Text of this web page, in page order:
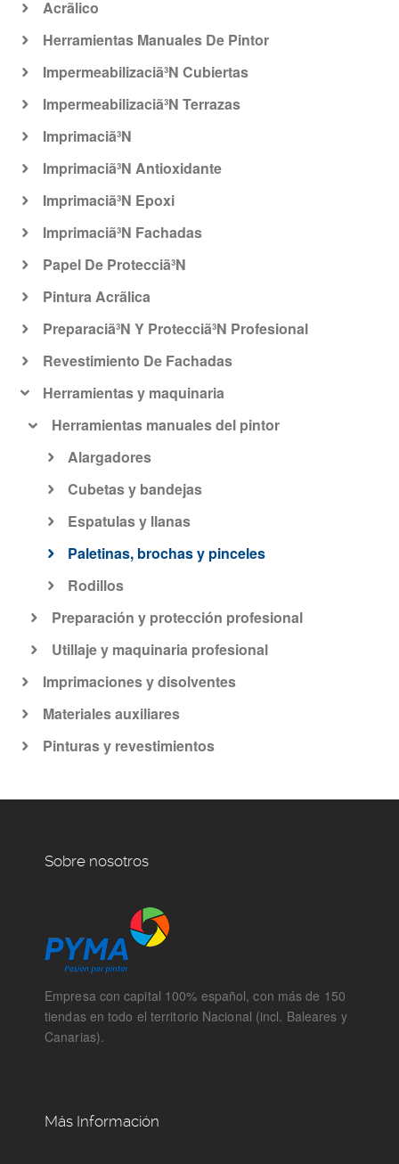
Acrã­lico
Herramientas Manuales De Pintor
Impermeabilizaciã³N Cubiertas
Impermeabilizaciã³N Terrazas
Imprimaciã³N
Imprimaciã³N Antioxidante
Imprimaciã³N Epoxi
Imprimaciã³N Fachadas
Papel De Protecciã³N
Pintura Acrã­lica
Preparaciã³N Y Protecciã³N Profesional
Revestimiento De Fachadas
Herramientas y maquinaria
Herramientas manuales del pintor
Alargadores
Cubetas y bandejas
Espatulas y llanas
Paletinas, brochas y pinceles
Rodillos
Preparación y protección profesional
Utillaje y maquinaria profesional
Imprimaciones y disolventes
Materiales auxiliares
Pinturas y revestimientos
Sobre nosotros
Empresa con capital 100% español, con más de 150
tiendas en todo el territorio Nacional (incl. Baleares y
Canarias).
Más Información